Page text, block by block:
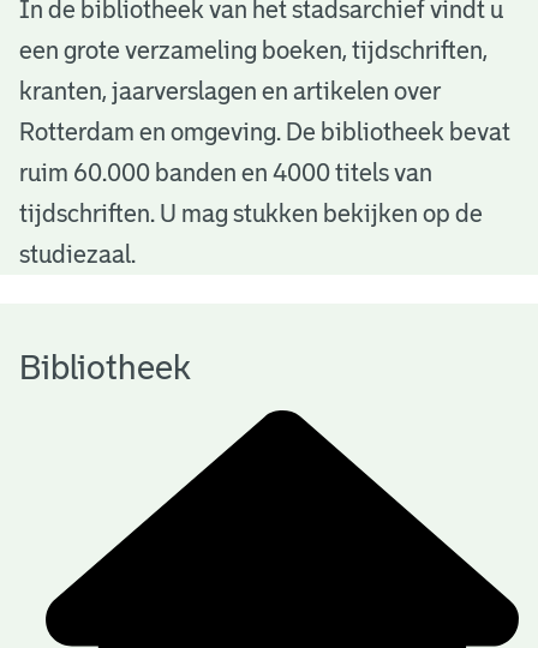
B
b
o
h
In de bibliotheek van het stadsarchief vindt u
een grote verzameling boeken, tijdschriften,
kranten, jaarverslagen en artikelen over
Rotterdam en omgeving. De bibliotheek bevat
ruim 60.000 banden en 4000 titels van
tijdschriften. U mag stukken bekijken op de
studiezaal.
Bibliotheek